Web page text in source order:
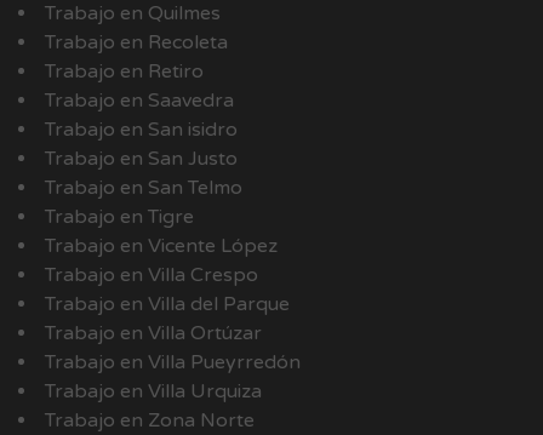
Trabajo en Quilmes
Trabajo en Recoleta
Trabajo en Retiro
Trabajo en Saavedra
Trabajo en San isidro
Trabajo en San Justo
Trabajo en San Telmo
Trabajo en Tigre
Trabajo en Vicente López
Trabajo en Villa Crespo
Trabajo en Villa del Parque
Trabajo en Villa Ortúzar
Trabajo en Villa Pueyrredón
Trabajo en Villa Urquiza
Trabajo en Zona Norte